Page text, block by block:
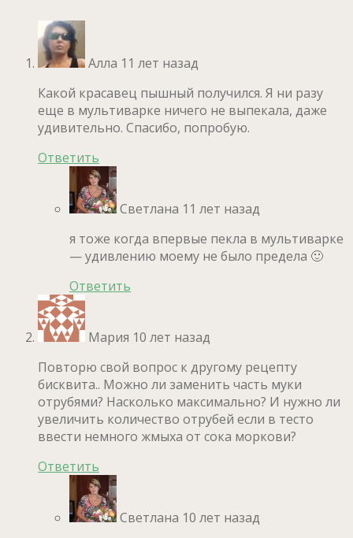
Алла 11 лет назад
Какой красавец пышный получился. Я ни разу
еще в мультиварке ничего не выпекала, даже
удивительно. Спасибо, попробую.
Ответить
Светлана 11 лет назад
я тоже когда впервые пекла в мультиварке
— удивлению моему не было предела 🙂
Ответить
Мария 10 лет назад
Повторю свой вопрос к другому рецепту
бисквита.. Можно ли заменить часть муки
отрубями? Насколько максимально? И нужно ли
увеличить количество отрубей если в тесто
ввести немного жмыха от сока моркови?
Ответить
Светлана 10 лет назад